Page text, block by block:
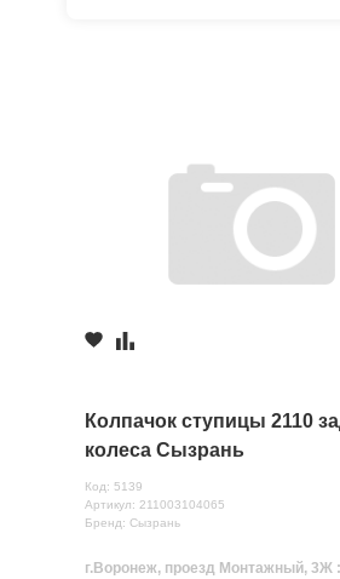
Колпачок ступицы 2110
колеса Сызрань
Код: 5139
Артикул: 211003104065
Бренд: Сызрань
г.Воронеж, проезд Монтажный, 3Ж :